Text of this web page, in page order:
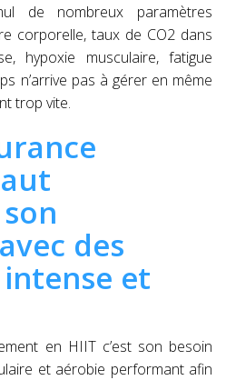
de nombreux paramètres
corporelle, taux de CO2 dans
hypoxie musculaire, fatigue
n’arrive pas à gérer en même
trop vite.
des
et
en HIIT c’est son besoin
et aérobie performant afin